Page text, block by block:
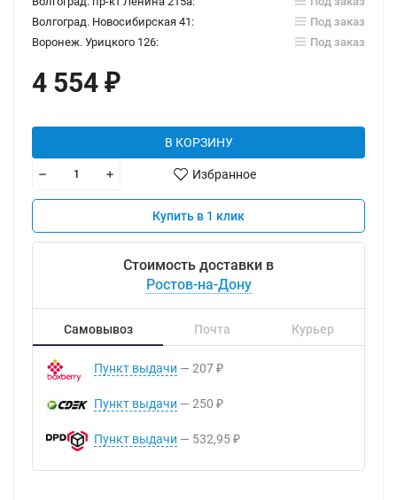
Волгоград. Новосибирская 41:
Под заказ
Воронеж. Урицкого 126:
Под заказ
4 554 ₽
В КОРЗИНУ
Избранное
Купить в 1 клик
Стоимость доставки в
Ростов-на-Дону
Самовывоз Почта Курьер
Пункт выдачи 207 ₽
Пункт выдачи 250 ₽
Пункт выдачи 532,95 ₽